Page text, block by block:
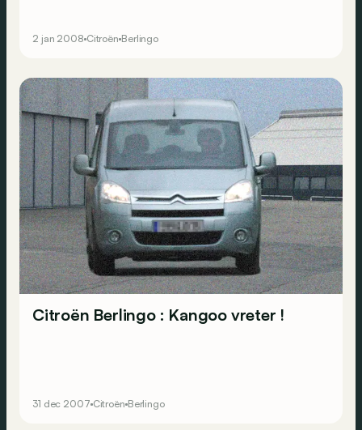
2 jan 2008 Citroën Berlingo
Citroën Berlingo : Kangoo vreter !
31 dec 2007 Citroën Berlingo